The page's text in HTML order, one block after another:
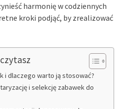
harmonię w codziennych
kroki podjąć, by zrealizować
i dlaczego warto ją stosować?
i selekcję zabawek do